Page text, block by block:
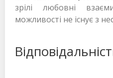
зрілі любовні
можливості не існує з